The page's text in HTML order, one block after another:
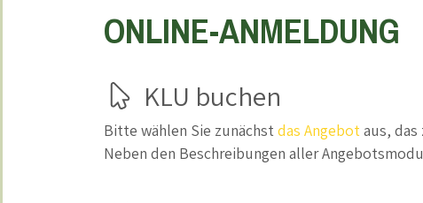
ONLINE-ANMELDUNG
KLU buchen
Bitte wählen Sie zunächst das Angebotaus,
Neben den Beschreibungen aller